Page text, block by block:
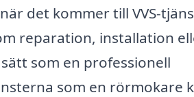
det kommer till VVS-
reparation, installation
som en professionell
som en rörmokare